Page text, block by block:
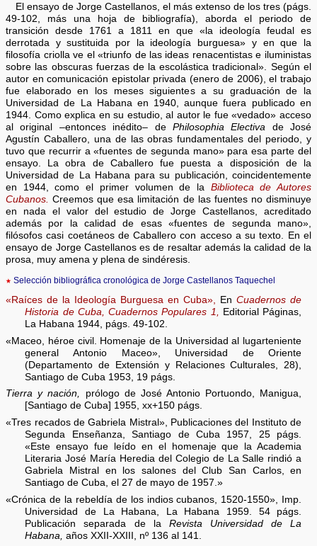
El ensayo de Jorge Castellanos, el más extenso de los tres (págs.
49-102, más una hoja de bibliografía), aborda el periodo de
transición desde 1761 a 1811 en que «la ideología feudal es
derrotada y sustituida por la ideología burguesa» y en que la
filosofía criolla ve el «triunfo de las ideas renacentistas e iluministas
sobre las obscuras fuerzas de la escolástica tradicional». Según el
autor en comunicación epistolar privada (enero de 2006), el trabajo
fue elaborado en los meses siguientes a su graduación de la
Universidad de La Habana en 1940, aunque fuera publicado en
1944. Como explica en su estudio, al autor le fue «vedado» acceso
al original –entonces inédito– de Philosophia Electiva de José
Agustín Caballero, una de las obras fundamentales del periodo, y
tuvo que recurrir a «fuentes de segunda mano» para esa parte del
ensayo. La obra de Caballero fue puesta a disposición de la
Universidad de La Habana para su publicación, coincidentemente
en 1944, como el primer volumen de la Biblioteca de Autores
Cubanos. Creemos que esa limitación de las fuentes no disminuye
en nada el valor del estudio de Jorge Castellanos, acreditado
además por la calidad de esas «fuentes de segunda mano»,
filósofos casi coetáneos de Caballero con acceso a su texto. En el
ensayo de Jorge Castellanos es de resaltar además la calidad de la
prosa, muy amena y plena de sindéresis.
★ Selección bibliográfica cronológica de Jorge Castellanos Taquechel
«Raíces de la Ideología Burguesa en Cuba», EnCuadernos de
Historia de Cuba, Cuadernos Populares 1,
Editorial Páginas,
La Habana 1944, págs. 49-102.
«Maceo, héroe civil. Homenaje de la Universidad al lugarteniente
general Antonio Maceo», Universidad de Oriente
(Departamento de Extensión y Relaciones Culturales, 28),
Santiago de Cuba 1953, 19 págs.
Tierra y nación, prólogo de José Antonio Portuondo, Manigua,
[Santiago de Cuba] 1955, xx+150 págs.
«Tres recados de Gabriela Mistral», Publicaciones del Instituto de
Segunda Enseñanza, Santiago de Cuba 1957, 25 págs.
«Este ensayo fue leído en el homenaje que la Academia
Literaria José María Heredia del Colegio de La Salle rindió a
Gabriela Mistral en los salones del Club San Carlos, en
Santiago de Cuba, el 27 de mayo de 1957.»
«Crónica de la rebeldía de los indios cubanos, 1520-1550», Imp.
Universidad de La Habana, La Habana 1959. 54 págs.
Publicación separada de la Revista Universidad de La
Habana, años XXII-XXIII, nº 136 al 141.